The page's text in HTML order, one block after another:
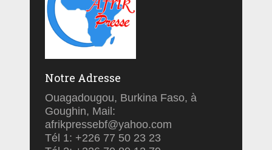
Notre Adresse
Ouagadougou, Burkina Faso, à
Goughin, Mail:
afrikpressebf@yahoo.com
Tél 1: +226 77 50 23 23